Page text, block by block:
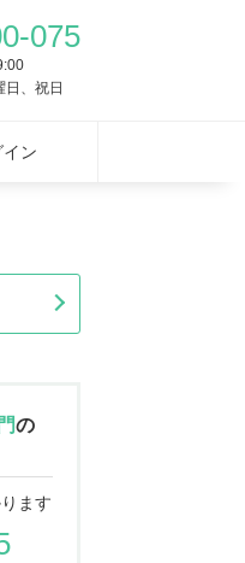
075
、祝日
イン
の
ます